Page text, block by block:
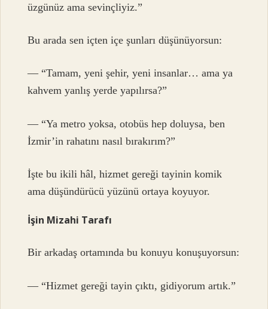
üzgünüz ama sevinçliyiz.”
Bu arada sen içten içe şunları düşünüyorsun:
— “Tamam, yeni şehir, yeni insanlar… ama ya
kahvem yanlış yerde yapılırsa?”
— “Ya metro yoksa, otobüs hep doluysa, ben
İzmir’in rahatını nasıl bırakırım?”
İşte bu ikili hâl, hizmet gereği tayinin komik
ama düşündürücü yüzünü ortaya koyuyor.
İşin Mizahi Tarafı
Bir arkadaş ortamında bu konuyu konuşuyorsun:
— “Hizmet gereği tayin çıktı, gidiyorum artık.”